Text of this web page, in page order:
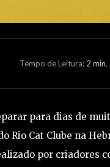
Tempo de Leitura: 2 min.
para dias de
Rio Cat Clube na
por criadores